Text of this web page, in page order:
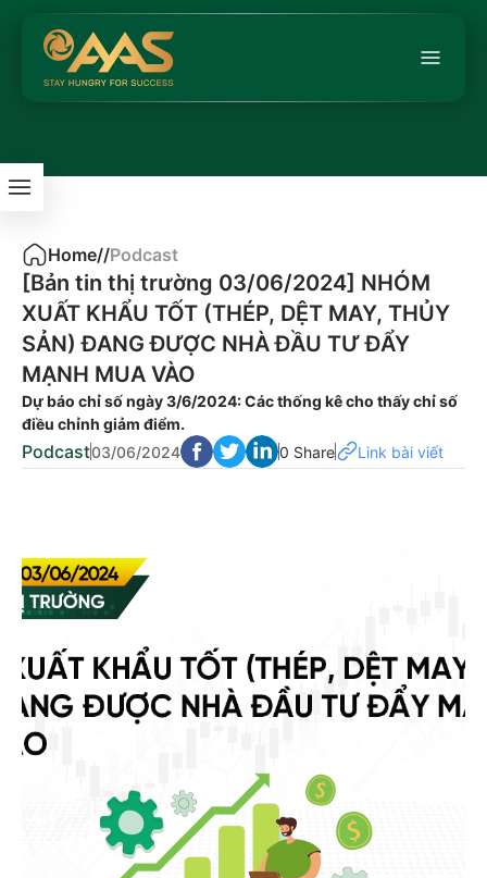
Home//Podcast
[Bản tin thị trường 03/06/2024] NHÓM
XUẤT KHẨU TỐT (THÉP, DỆT MAY, THỦY
SẢN) ĐANG ĐƯỢC NHÀ ĐẦU TƯ ĐẨY
MẠNH MUA VÀO
Dự báo chỉ số ngày 3/6/2024: Các thống kê cho thấy chỉ số
điều chỉnh giảm điểm.
Podcast03/06/2024 0 Share Link bài viết